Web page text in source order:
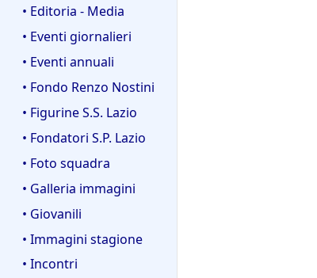
• Editoria - Media
• Eventi giornalieri
• Eventi annuali
• Fondo Renzo Nostini
• Figurine S.S. Lazio
• Fondatori S.P. Lazio
• Foto squadra
• Galleria immagini
• Giovanili
• Immagini stagione
• Incontri